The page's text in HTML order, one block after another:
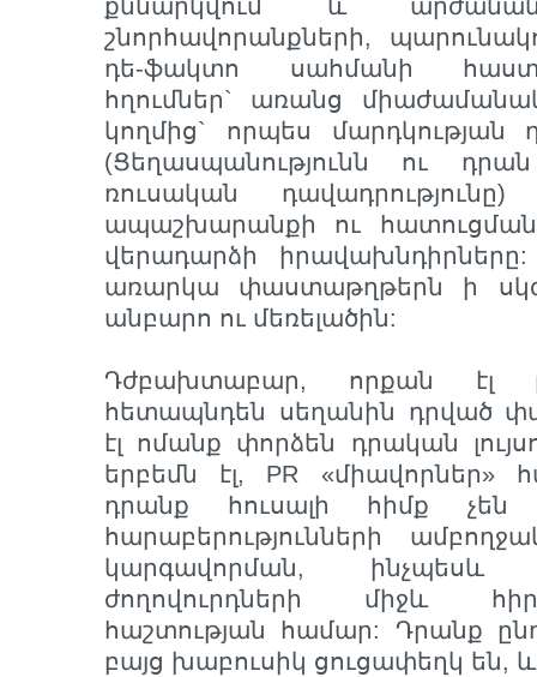
քննարկվում և
շնորհավորանքների,
դե-ֆակտո սահմանի
հղումներ` առանց միաժամանակ
կողմից` որպես մարդկության
(Ցեղասպանությունն ու
ռուսական
ապաշխարանքի ու
վերադարձի
առարկա փաստաթղթերն ի
անբարո ու մեռելածին:
Դժբախտաբար, որքան էլ
հետապնդեն սեղանին դրված
էլ ոմանք փորձեն դրական
երբեմն էլ, PR «միավորներ»
դրանք հուսալի հիմք չեն
հարաբերությունների
կարգավորման, ինչպեսև
ժողովուրդների միջև
հաշտության համար: Դրանք
բայց խաբուսիկ ցուցափեղկ են, և